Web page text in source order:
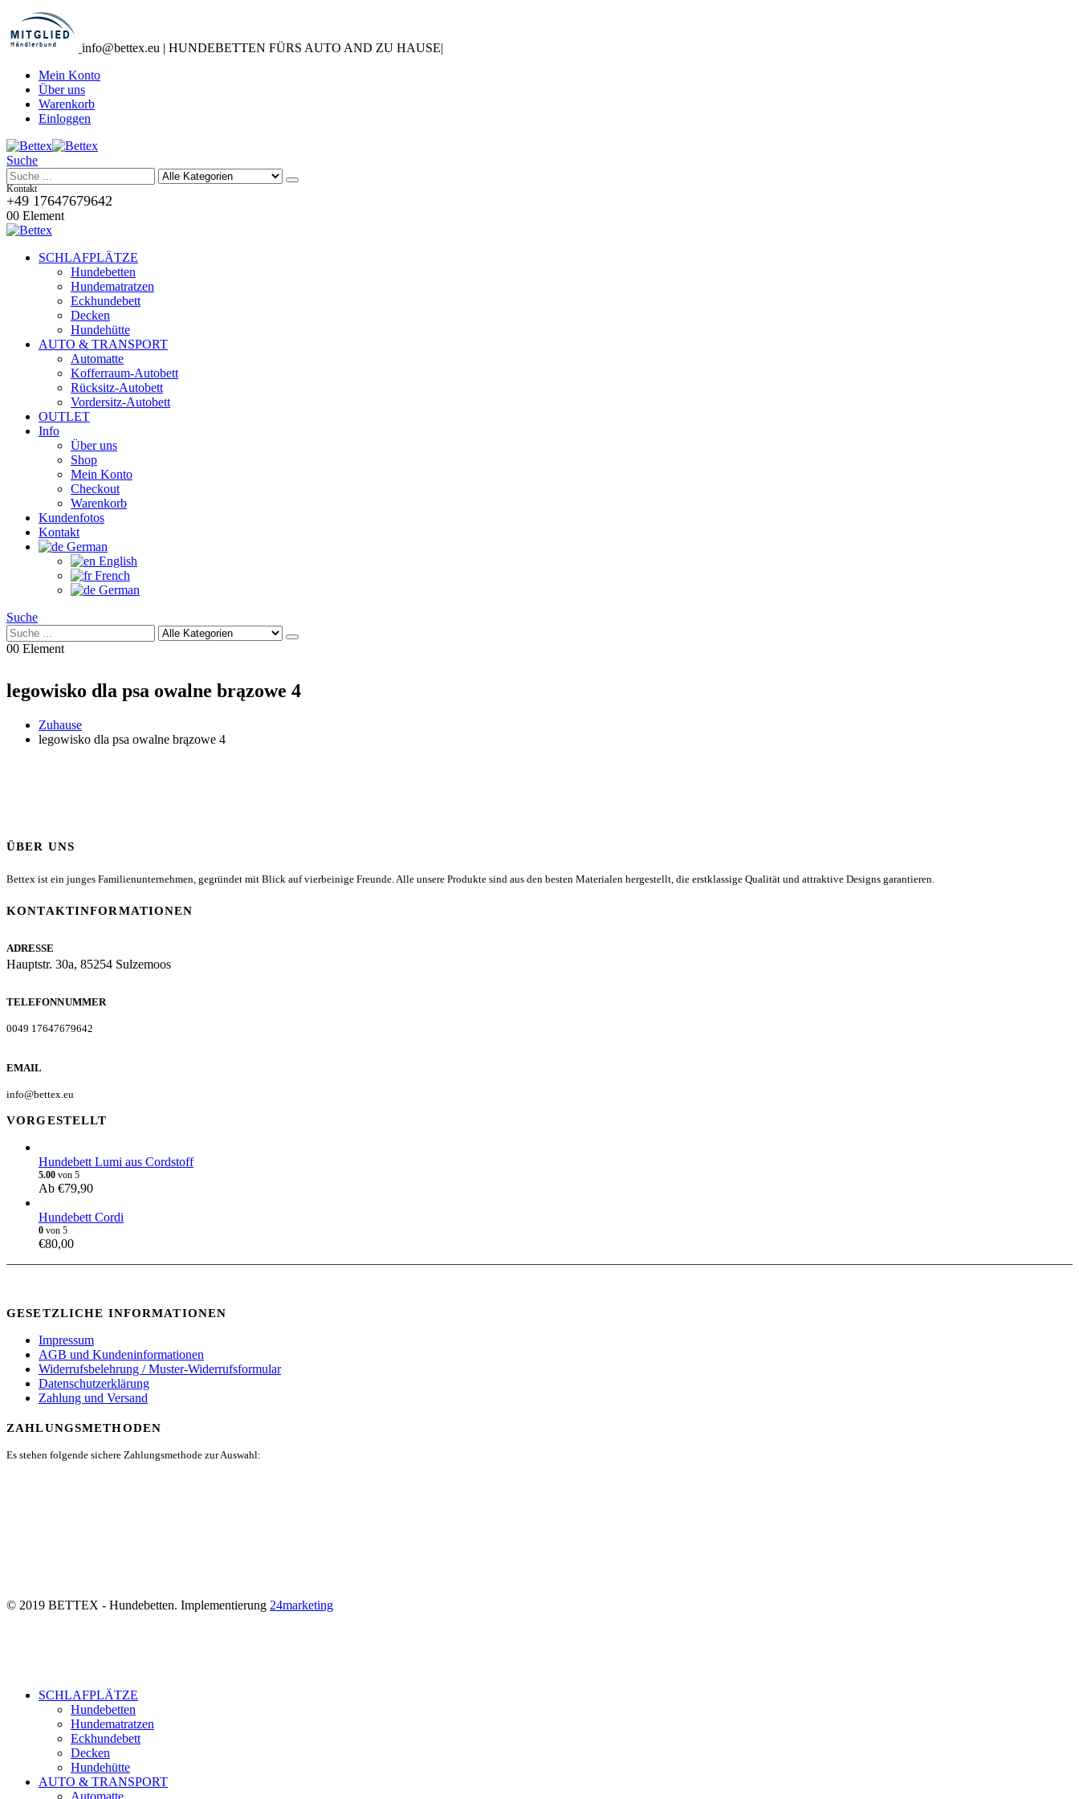
info@bettex.eu | HUNDEBETTEN FÜRS AUTO AND ZU HAUSE|
Mein Konto
Über uns
Warenkorb
Einloggen
Suche
Kontakt
+49 17647679642
00 Element
SCHLAFPLÄTZE
Hundebetten
Hundematratzen
Eckhundebett
Decken
Hundehütte
AUTO & TRANSPORT
Automatte
Kofferraum-Autobett
Rücksitz-Autobett
Vordersitz-Autobett
OUTLET
Info
Über uns
Shop
Mein Konto
Checkout
Warenkorb
Kundenfotos
Kontakt
German
English
French
German
Suche
00 Element
legowisko dla psa owalne brązowe 4
Zuhause
legowisko dla psa owalne brązowe 4
ÜBER UNS
Bettex ist ein junges Familienunternehmen, gegründet mit Blick auf vierbeinige Freunde. Alle unsere Produkte sind aus den besten Materialen hergestellt, die erstklassige Qualität und attraktive Designs garantieren.
KONTAKTINFORMATIONEN
ADRESSE
Hauptstr. 30a, 85254 Sulzemoos
TELEFONNUMMER
0049 17647679642
EMAIL
info@bettex.eu
VORGESTELLT
Hundebett Lumi aus Cordstoff
5.00 von 5
Ab €79,90
Hundebett Cordi
0 von 5
€80,00
GESETZLICHE INFORMATIONEN
Impressum
AGB und Kundeninformationen
Widerrufsbelehrung / Muster-Widerrufsformular
Datenschutzerklärung
Zahlung und Versand
ZAHLUNGSMETHODEN
Es stehen folgende sichere Zahlungsmethode zur Auswahl:
© 2019 BETTEX - Hundebetten. Implementierung 24marketing
SCHLAFPLÄTZE
Hundebetten
Hundematratzen
Eckhundebett
Decken
Hundehütte
AUTO & TRANSPORT